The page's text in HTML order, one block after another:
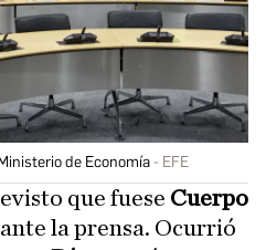
de Economía EFE
que fuese Cuerpo
la prensa. Ocurrió